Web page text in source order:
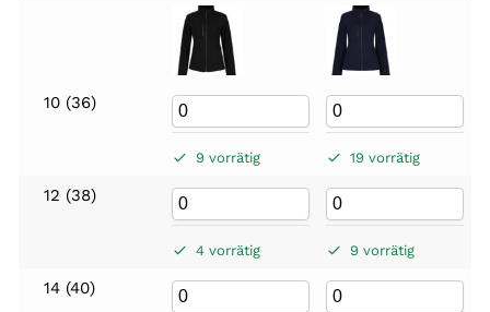
10 (36)
9 vorrätig 19 vorrätig
12 (38)
4 vorrätig 9 vorrätig
14 (40)